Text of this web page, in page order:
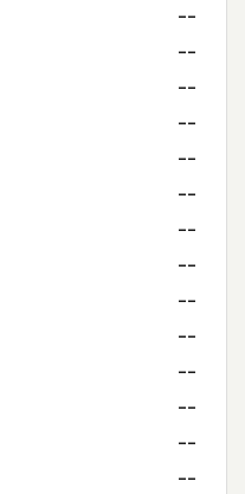
--
--
--
--
--
--
--
--
--
--
--
--
--
--